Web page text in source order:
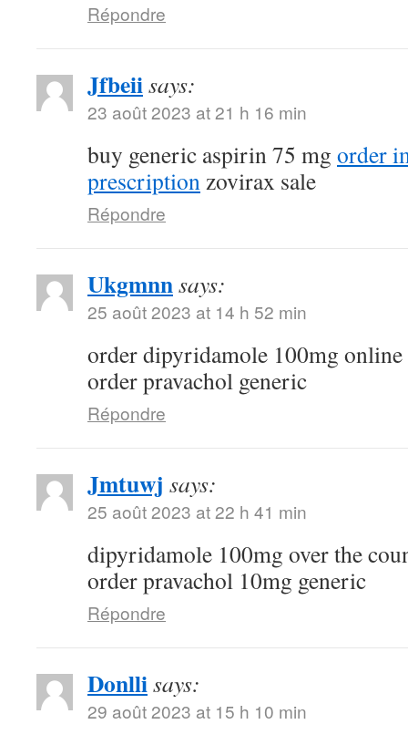
Répondre
Jfbeiisays:
23 août 2023 at 21 h 16 min
buy generic aspirin 75 mg order
prescriptionzovirax sale
Répondre
Ukgmnnsays:
25 août 2023 at 14 h 52 min
order dipyridamole 100mg online
order pravachol generic
Répondre
Jmtuwj says:
25 août 2023 at 22 h 41 min
dipyridamole 100mg over the
order pravachol 10mg generic
Répondre
Donllisays:
29 août 2023 at 15 h 10 min